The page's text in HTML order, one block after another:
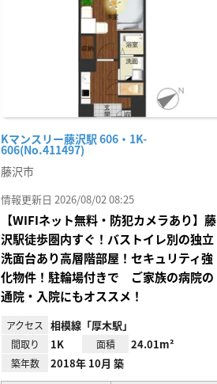
Kマンスリー藤沢駅 606・1K-
606(No.411497)
藤沢市
情報更新日 2026/08/02 08:25
【WIFIネット無料・防犯カメラあり】藤
沢駅徒歩圏内すぐ！バストイレ別の独立
洗面台あり高層階部屋！セキュリティ強
化物件！駐輪場付きで ご家族の病院の
通院・入院にもオススメ！
アクセス 相模線「厚木駅」
間取り 1K 面積 24.01m²
築年数 2018年 10月 築